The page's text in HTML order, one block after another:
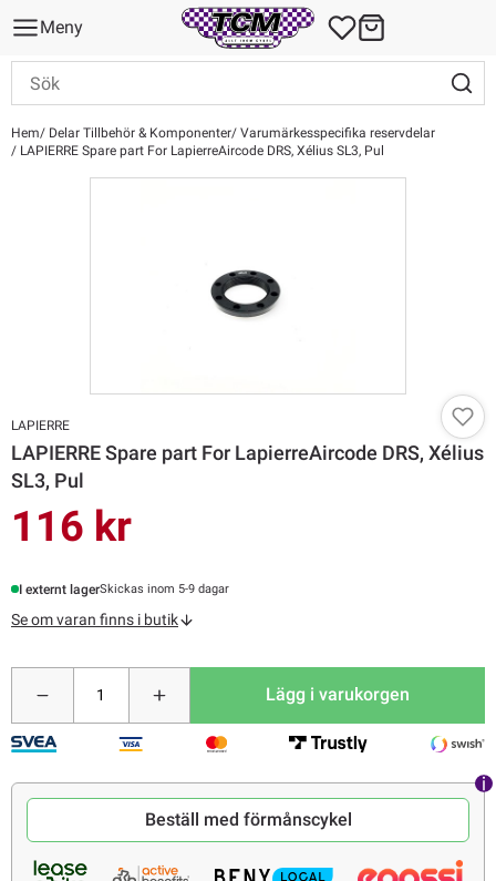
Meny
Hem Delar Tillbehör & Komponenter Varumärkesspecifika reservdelar
LAPIERRE Spare part For LapierreAircode DRS, Xélius SL3, Pul
LAPIERRE
LAPIERRE Spare part For LapierreAircode DRS, Xélius
SL3, Pul
116 kr
I externt lagerSkickas inom 5-9 dagar
Se om varan finns i butik
Lägg i varukorgen
Beställ med förmånscykel